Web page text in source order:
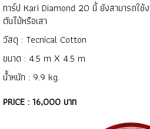
ทาร์ป Kari Diamond 20 นี้ ยังสามารถใช้ง
ตันไม้หรือเสา
วัสดุ : Tecnical Cotton
ขนาด : 4.5 m X 4.5 m
น้ำหนัก : 9.9 kg.
PRICE : 16,000 บาท